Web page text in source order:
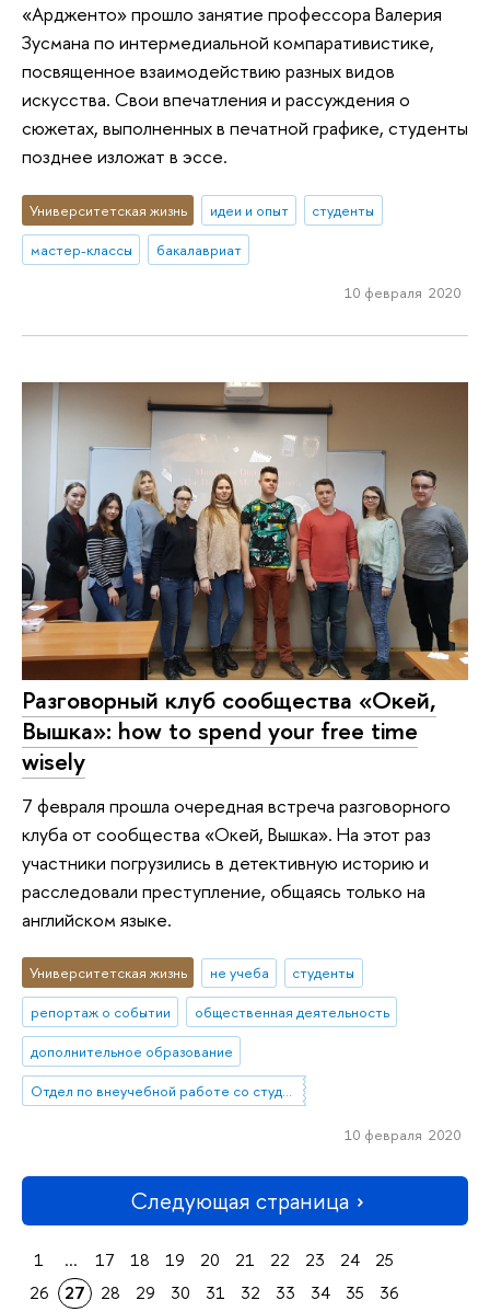
«Ардженто» прошло занятие профессора Валерия
Зусмана по интермедиальной компаративистике,
посвященное взаимодействию разных видов
искусства. Свои впечатления и рассуждения о
сюжетах, выполненных в печатной графике, студенты
позднее изложат в эссе.
Университетская жизнь идеи и опыт
студенты
мастер-классы
бакалавриат
10 февраля 2020
Разговорный клуб сообщества «Окей,
Вышка»: how to spend your free time
wisely
7 февраля прошла очередная встреча разговорного
клуба от сообщества «Окей, Вышка». На этот раз
участники погрузились в детективную историю и
расследовали преступление, общаясь только на
английском языке.
Университетская жизнь не учеба
студенты
репортаж о событии
общественная деятельность
дополнительное образование
Отдел по внеучебной работе со студентами (Нижний Новгород)
10 февраля 2020
Следующая страница
1 ... 17 18 19 20 21 22 23 24
25
26
27 28 29 30 31 32 33 34 35
36